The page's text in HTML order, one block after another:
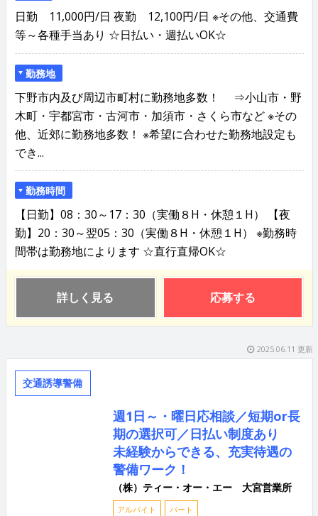
日勤 11,000円/日 夜勤 12,100円/日 ※その他、交通費
等～各種手当あり ☆日払い・週払いOK☆
勤務地
下野市内及び周辺市町村に勤務地多数！ ⇒小山市・野
木町・宇都宮市・古河市・加須市・さくら市など ※その
他、近郊に勤務地多数！ ※希望に合わせた勤務地設定も
でき...
勤務時間
【日勤】08：30～17：30（実働８H・休憩１H） 【夜
勤】20：30～翌05：30（実働８H・休憩１H） ※勤務時
間帯は勤務地によります ☆直行直帰OK☆
詳しく見る 応募する
2025.06.11 更新
交通誘導警備
週1日～・曜日応相談／短期or長
期の選択可／日払い制度あり
未経験からできる、充実待遇の
警備ワーク！
（株）ティー・オー・エー 大宮営業所
アルバイト パート